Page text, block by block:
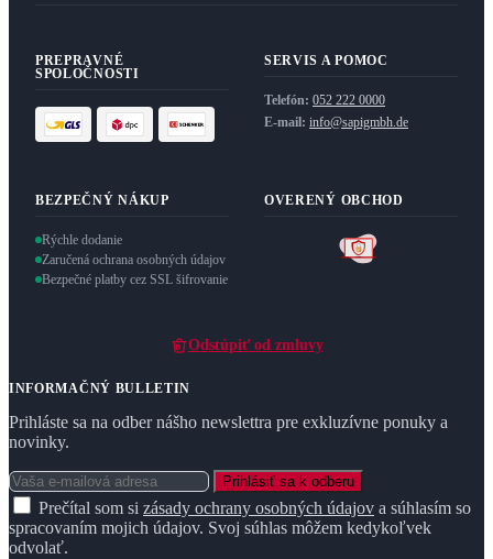
PREPRAVNÉ
SPOLOČNOSTI
SERVIS A POMOC
Telefón: 052 222 0000
E-mail: info@sapigmbh.de
BEZPEČNÝ NÁKUP
Rýchle dodanie
Zaručená ochrana osobných údajov
Bezpečné platby cez SSL šifrovanie
OVERENÝ OBCHOD
Odstúpiť od zmluvy
INFORMAČNÝ BULLETIN
Prihláste sa na odber nášho newslettra pre exkluzívne ponuky a
novinky.
Prihlásiť sa k odberu
Prečítal som si zásady ochrany osobných údajov a súhlasím so
spracovaním mojich údajov. Svoj súhlas môžem kedykoľvek
odvolať.